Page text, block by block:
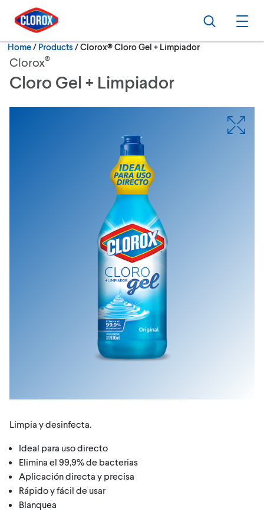
Skip to main navigation
Skip to content
Skip to footer
Search
Home/ Products Current:
Clorox® Cloro Gel + Limpiador
Clorox®
Cloro Gel + Limpiador
Limpia y desinfecta.
Ideal para uso directo
Elimina el 99,9% de bacterias
Aplicación directa y precisa
Rápido y fácil de usar
Blanquea